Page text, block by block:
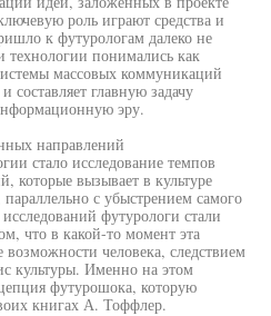
роль играют средства и
к футурологам далеко не
технологии понимались как
массовых коммуникаций
составляет главную задачу
эру.
направлений
стало исследование темпов
которые вызывает в культуре
с убыстрением самого
футурологи стали
что в какой-то момент эта
возможности человека, следствием
культуры. Именно на этом
футурошока, которую
книгах А. Тоффлер.